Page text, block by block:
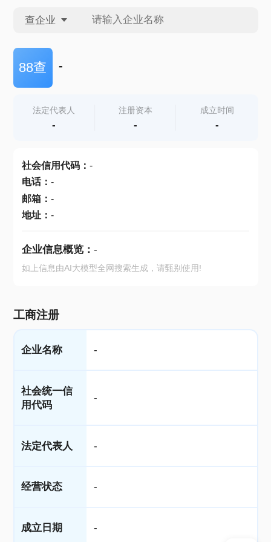
查企业
查企业
查产地
88查 -
法定代表人
-
注册资本
-
成立时间
-
社会信用代码： -
电话： -
邮箱： -
地址： -
企业信息概览： -
如上信息由AI大模型全网搜索生成，请甄别使用!
工商注册
企业名称 -
社会统一信
用代码
-
法定代表人 -
经营状态 -
成立日期 -